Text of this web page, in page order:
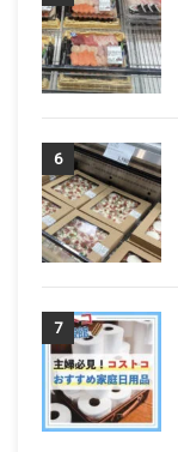
6
7